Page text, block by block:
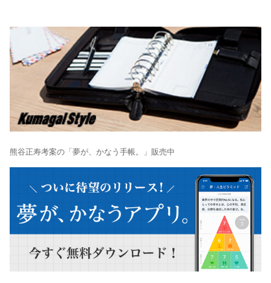
熊谷正寿考案の「夢が、かなう手帳。」販売中